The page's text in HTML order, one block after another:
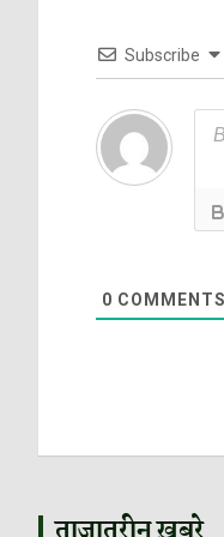
Subscribe
0 COMMENTS